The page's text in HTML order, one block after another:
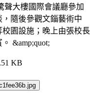
聲大樓國際會議廳參加
隨後參觀文錙藝術中
園設施；晚上由張校長
&amp;quot;
KB